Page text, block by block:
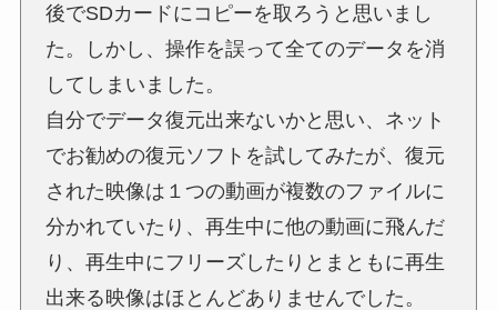
後でSDカードにコピーを取ろうと思いまし
た。しかし、操作を誤って全てのデータを消
してしまいました。
自分でデータ復元出来ないかと思い、ネット
でお勧めの復元ソフトを試してみたが、復元
された映像は１つの動画が複数のファイルに
分かれていたり、再生中に他の動画に飛んだ
り、再生中にフリーズしたりとまともに再生
出来る映像はほとんどありませんでした。